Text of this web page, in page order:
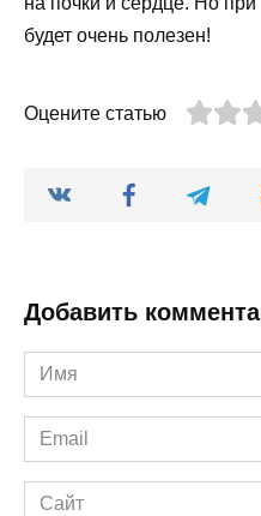
будет очень полезен!
Оцените статью
Добавить
Имя
*
Email
*
Сайт